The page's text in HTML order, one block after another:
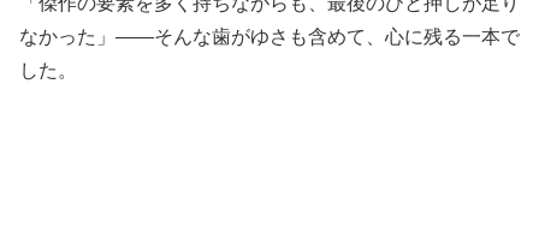
なかった」――そんな歯がゆさも含めて、心に残る一本で
した。